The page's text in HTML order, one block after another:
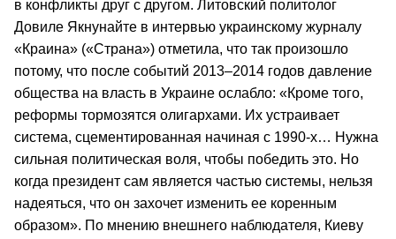
в конфликты друг с другом. Литовский политолог
Довиле Якнунайте в интервью украинскому журналу
«Краина» («Страна») отметила, что так произошло
потому, что после событий 2013–2014 годов давление
общества на власть в Украине ослабло: «Кроме того,
реформы тормозятся олигархами. Их устраивает
система, сцементированная начиная с 1990-х… Нужна
сильная политическая воля, чтобы победить это. Но
когда президент сам является частью системы, нельзя
надеяться, что он захочет изменить ее коренным
образом». По мнению внешнего наблюдателя, Киеву